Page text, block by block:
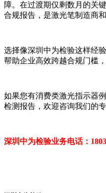
障。在过渡期仅剩数月的关
合规报告，是激光笔制造商
选择像深圳中为检验这样经
帮助企业高效跨越合规门槛
如果您有消费类激光指示器
检测报告，欢迎咨询我们的专
深圳中为检验业务电话：